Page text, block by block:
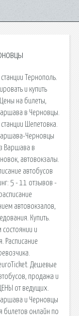
Тернополь.
и купить
на билеты,
в Черновцы.
Шепетовка.
Черновцы
Варшава в
автовокзалы.
автобусов
5 - 11 отзывов -
автовокзалов,
Купить.
и
Расписание
Дешевые
продажа и
от ведущих.
и Черновцы
билетов онлайн по